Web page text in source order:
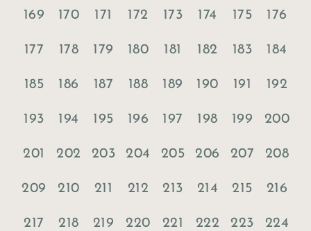
169 170 171 172 173 174 175 176
177 178 179 180 181 182 183 184
185 186 187 188 189 190 191 192
193 194 195 196 197 198 199 200
201 202 203 204 205 206 207 208
209 210 211 212 213 214 215 216
217 218 219 220 221 222 223 224